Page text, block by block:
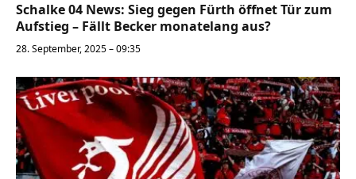
Schalke 04 News: Sieg gegen Fürth öffnet Tür zum
Aufstieg – Fällt Becker monatelang aus?
28. September, 2025 – 09:35